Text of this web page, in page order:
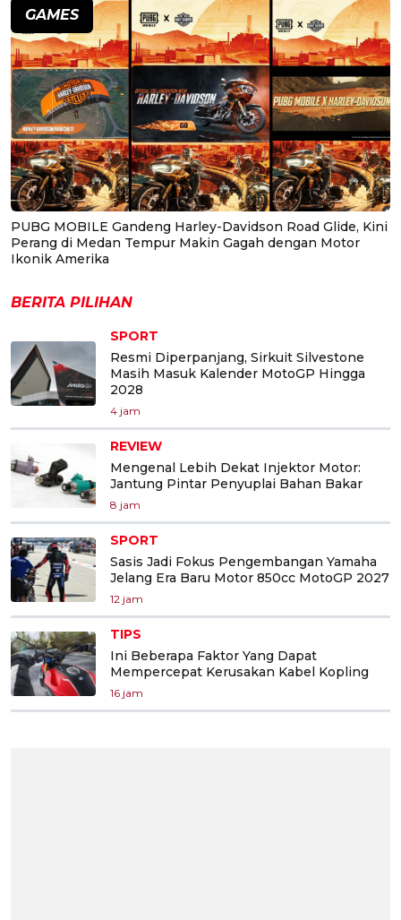
GAMES
PUBG MOBILE Gandeng Harley-Davidson Road Glide, Kini
Perang di Medan Tempur Makin Gagah dengan Motor
Ikonik Amerika
BERITA PILIHAN
SPORT
Resmi Diperpanjang, Sirkuit Silvestone
Masih Masuk Kalender MotoGP Hingga
2028
4 jam
REVIEW
Mengenal Lebih Dekat Injektor Motor:
Jantung Pintar Penyuplai Bahan Bakar
8 jam
SPORT
Sasis Jadi Fokus Pengembangan Yamaha
Jelang Era Baru Motor 850cc MotoGP 2027
12 jam
TIPS
Ini Beberapa Faktor Yang Dapat
Mempercepat Kerusakan Kabel Kopling
16 jam